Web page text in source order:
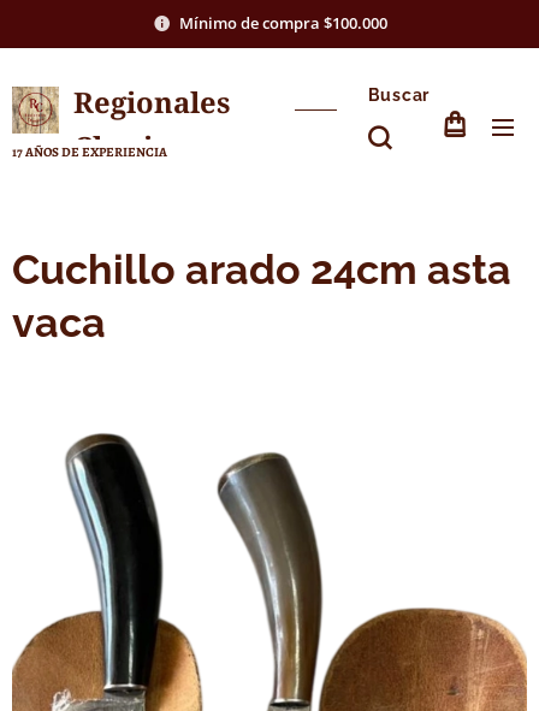
Mínimo de compra $100.000
Regionales
Chasico
17 AÑOS DE EXPERIENCIA
Buscar
Cuchillo arado 24cm asta
vaca